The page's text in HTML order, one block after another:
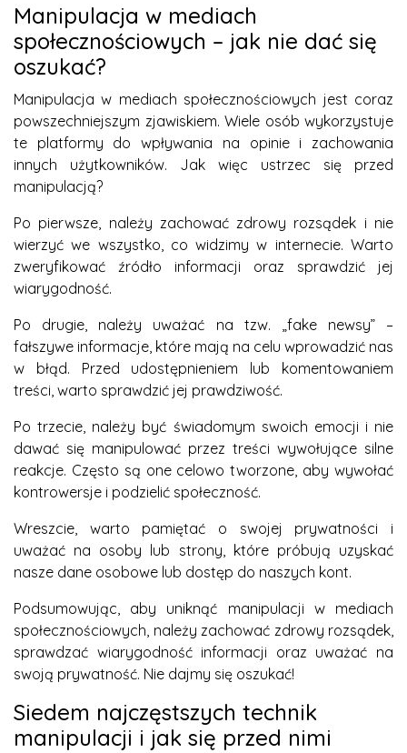
Manipulacja w mediach
społecznościowych – jak nie dać się
oszukać?
Manipulacja w mediach społecznościowych jest coraz
powszechniejszym zjawiskiem. Wiele osób wykorzystuje
te platformy do wpływania na opinie i zachowania
innych użytkowników. Jak więc ustrzec się przed
manipulacją?
Po pierwsze, należy zachować zdrowy rozsądek i nie
wierzyć we wszystko, co widzimy w internecie. Warto
zweryfikować źródło informacji oraz sprawdzić jej
wiarygodność.
Po drugie, należy uważać na tzw. „fake newsy” –
fałszywe informacje, które mają na celu wprowadzić nas
w błąd. Przed udostępnieniem lub komentowaniem
treści, warto sprawdzić jej prawdziwość.
Po trzecie, należy być świadomym swoich emocji i nie
dawać się manipulować przez treści wywołujące silne
reakcje. Często są one celowo tworzone, aby wywołać
kontrowersje i podzielić społeczność.
Wreszcie, warto pamiętać o swojej prywatności i
uważać na osoby lub strony, które próbują uzyskać
nasze dane osobowe lub dostęp do naszych kont.
Podsumowując, aby uniknąć manipulacji w mediach
społecznościowych, należy zachować zdrowy rozsądek,
sprawdzać wiarygodność informacji oraz uważać na
swoją prywatność. Nie dajmy się oszukać!
Siedem najczęstszych technik
manipulacji i jak się przed nimi